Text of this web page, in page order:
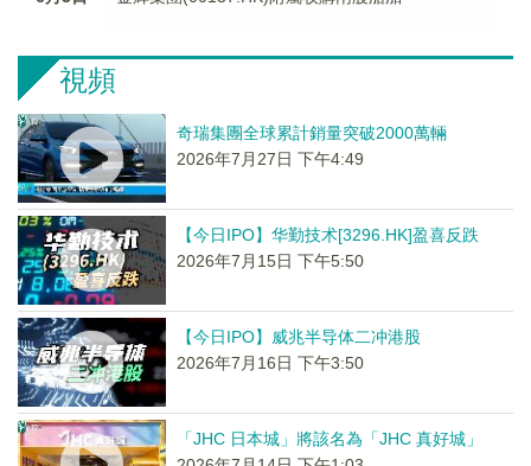
視頻
奇瑞集團全球累計銷量突破2000萬輛
2026年7月27日 下午4:49
【今日IPO】华勤技术[3296.HK]盈喜反跌
2026年7月15日 下午5:50
【今日IPO】威兆半导体二冲港股
2026年7月16日 下午3:50
「JHC 日本城」將該名為「JHC 真好城」